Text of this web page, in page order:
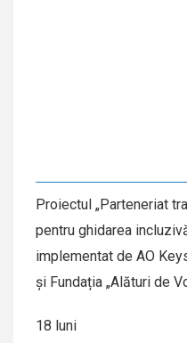
Proiectul „Parteneriat
pentru ghidarea
implementat de AO
și Fundația „Alături de
18 luni